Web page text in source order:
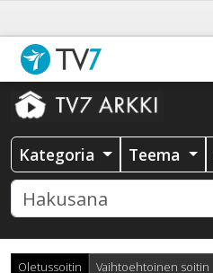
Kategoria Teema
Oletussoitin Vaihtoehtoinen soitin